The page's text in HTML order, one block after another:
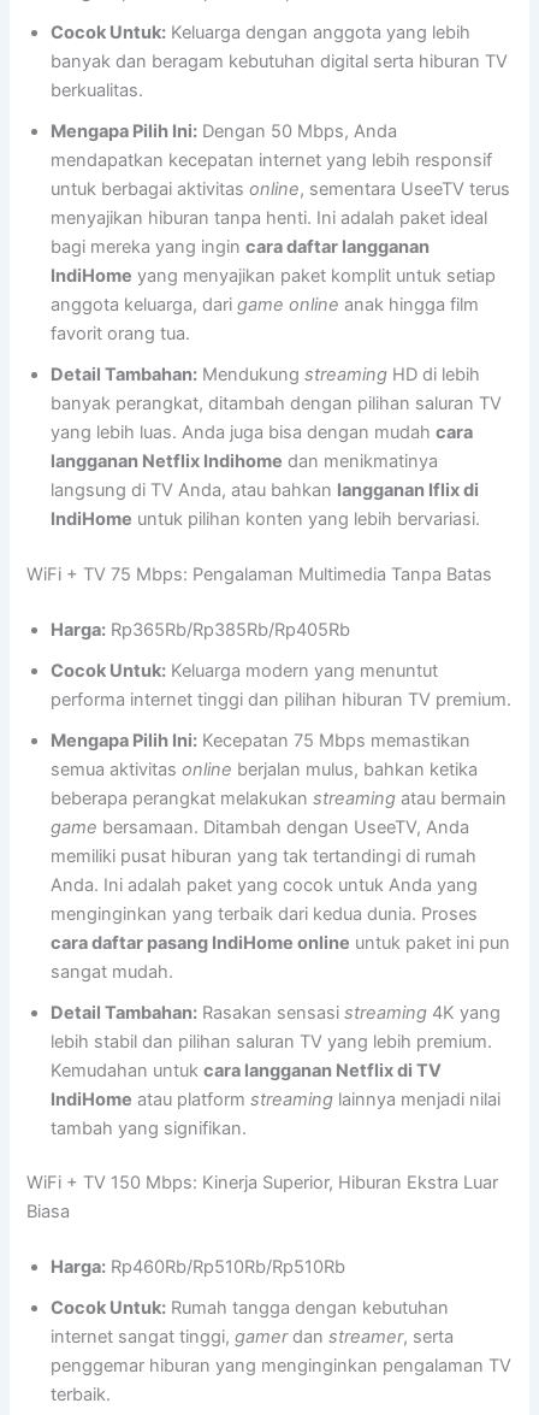
Cocok Untuk: Keluarga dengan anggota yang lebih
banyak dan beragam kebutuhan digital serta hiburan TV
berkualitas.
Mengapa Pilih Ini: Dengan 50 Mbps, Anda
mendapatkan kecepatan internet yang lebih responsif
untuk berbagai aktivitasonline, sementara UseeTV terus
menyajikan hiburan tanpa henti. Ini adalah paket ideal
bagi mereka yang ingincara daftar langganan
IndiHome yang menyajikan paket komplit untuk setiap
anggota keluarga, darigame online anak hingga film
favorit orang tua.
Detail Tambahan: Mendukungstreaming HD di lebih
banyak perangkat, ditambah dengan pilihan saluran TV
yang lebih luas. Anda juga bisa dengan mudahcara
langganan Netflix Indihome dan menikmatinya
langsung di TV Anda, atau bahkan langganan Iflix di
IndiHome untuk pilihan konten yang lebih bervariasi.
WiFi + TV 75 Mbps: Pengalaman Multimedia Tanpa Batas
Harga: Rp365Rb/Rp385Rb/Rp405Rb
Cocok Untuk: Keluarga modern yang menuntut
performa internet tinggi dan pilihan hiburan TV premium.
Mengapa Pilih Ini: Kecepatan 75 Mbps memastikan
semua aktivitasonline berjalan mulus, bahkan ketika
beberapa perangkat melakukanstreaming atau bermain
game bersamaan. Ditambah dengan UseeTV, Anda
memiliki pusat hiburan yang tak tertandingi di rumah
Anda. Ini adalah paket yang cocok untuk Anda yang
menginginkan yang terbaik dari kedua dunia. Proses
cara daftar pasang IndiHome online untuk paket ini pun
sangat mudah.
Detail Tambahan: Rasakan sensasistreaming 4K yang
lebih stabil dan pilihan saluran TV yang lebih premium.
Kemudahan untukcara langganan Netflix di TV
IndiHome atau platformstreaming lainnya menjadi nilai
tambah yang signifikan.
WiFi + TV 150 Mbps: Kinerja Superior, Hiburan Ekstra Luar
Biasa
Harga: Rp460Rb/Rp510Rb/Rp510Rb
Cocok Untuk: Rumah tangga dengan kebutuhan
internet sangat tinggi,gamerdanstreamer, serta
penggemar hiburan yang menginginkan pengalaman TV
terbaik.